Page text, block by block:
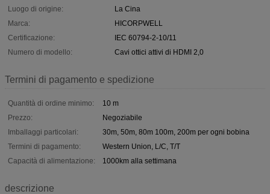
Luogo di origine:
La Cina
Marca:
HICORPWELL
Certificazione:
IEC 60794-2-10/11
Numero di modello:
Cavi ottici attivi di HDMI 2,0
Termini di pagamento e spedizione
Quantità di ordine minimo:
10 m
Prezzo:
Negoziabile
Imballaggi particolari:
30m, 50m, 80m 100m, 200m per ogni bobina
Termini di pagamento:
Western Union, L/C, T/T
Capacità di alimentazione:
1000km alla settimana
descrizione